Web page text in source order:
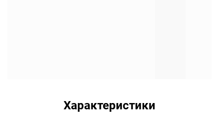
Характеристики